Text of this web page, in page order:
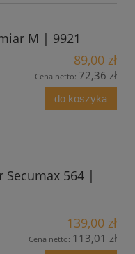
M | 9921
89,00 zł
Cena netto: 72,36 zł
do koszyka
Secumax 564 |
139,00 zł
Cena netto: 113,01 zł